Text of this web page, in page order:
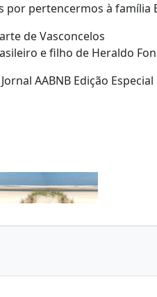
por pertencermos à família
de Vasconcelos
e filho de Heraldo
AABNB Edição